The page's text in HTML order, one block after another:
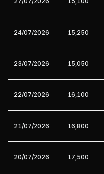
24/07/2026 15,250
23/07/2026 15,050
22/07/2026 16,100
21/07/2026 16,800
20/07/2026 17,500